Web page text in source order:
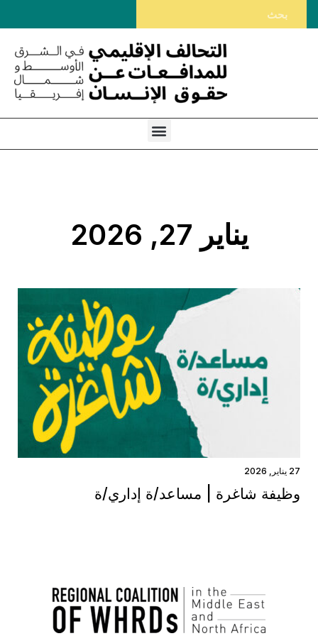
يناير 27, 2026
27 يناير, 2026
وظيفة شاغرة | مساعد/ة إداري/ة